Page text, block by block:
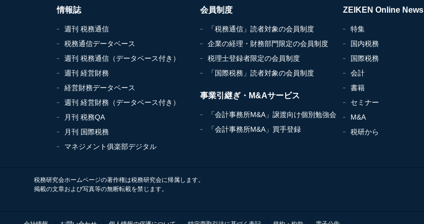
情報誌
週刊 税務通信
税務通信データベース
週刊 税務通信（データベース付き）
週刊 経営財務
経営財務データベース
週刊 経営財務（データベース付き）
月刊 税務QA
月刊 国際税務
マネジメント俱楽部デジタル
会員制度
「税務通信」読者対象の会員制度
企業の経理・財務部門限定の会員制度
税理士登録者限定の会員制度
「国際税務」読者対象の会員制度
事業引継ぎ・M&Aサービス
「会計事務所M&A」譲渡向け個別勉強会
「会計事務所M&A」買手登録
ZEIKEN Online News
特集
国内税務
国際税務
会計
書籍
セミナー
M&A
税研から
税務研究会ホームページの著作権は税務研究会に帰属します。
掲載の文章および写真等の無断転載を禁じます。